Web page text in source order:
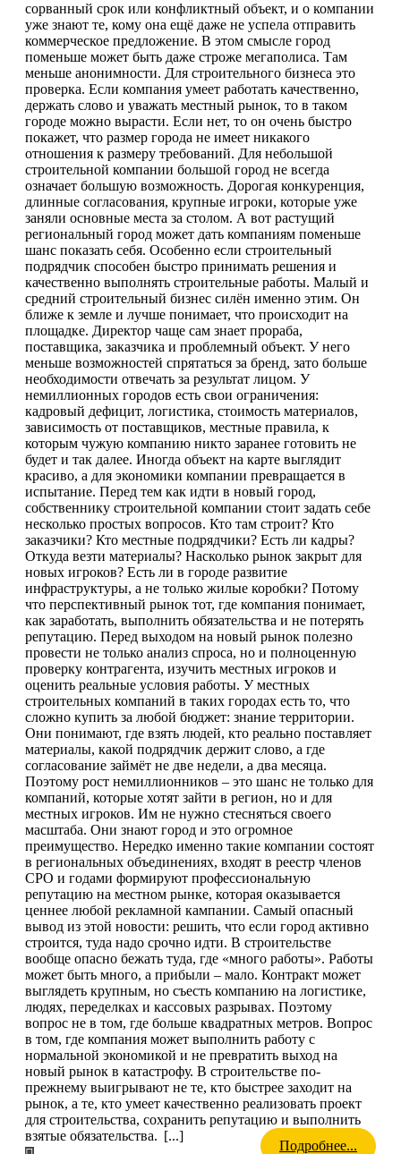
сорванный срок или конфликтный объект, и о компании
уже знают те, кому она ещё даже не успела отправить
коммерческое предложение. В этом смысле город
поменьше может быть даже строже мегаполиса. Там
меньше анонимности. Для строительного бизнеса это
проверка. Если компания умеет работать качественно,
держать слово и уважать местный рынок, то в таком
городе можно вырасти. Если нет, то он очень быстро
покажет, что размер города не имеет никакого
отношения к размеру требований. Для небольшой
строительной компании большой город не всегда
означает большую возможность. Дорогая конкуренция,
длинные согласования, крупные игроки, которые уже
заняли основные места за столом. А вот растущий
региональный город может дать компаниям поменьше
шанс показать себя. Особенно если строительный
подрядчик способен быстро принимать решения и
качественно выполнять строительные работы. Малый и
средний строительный бизнес силён именно этим. Он
ближе к земле и лучше понимает, что происходит на
площадке. Директор чаще сам знает прораба,
поставщика, заказчика и проблемный объект. У него
меньше возможностей спрятаться за бренд, зато больше
необходимости отвечать за результат лицом. У
немиллионных городов есть свои ограничения:
кадровый дефицит, логистика, стоимость материалов,
зависимость от поставщиков, местные правила, к
которым чужую компанию никто заранее готовить не
будет и так далее. Иногда объект на карте выглядит
красиво, а для экономики компании превращается в
испытание. Перед тем как идти в новый город,
собственнику строительной компании стоит задать себе
несколько простых вопросов. Кто там строит? Кто
заказчики? Кто местные подрядчики? Есть ли кадры?
Откуда везти материалы? Насколько рынок закрыт для
новых игроков? Есть ли в городе развитие
инфраструктуры, а не только жилые коробки? Потому
что перспективный рынок тот, где компания понимает,
как заработать, выполнить обязательства и не потерять
репутацию. Перед выходом на новый рынок полезно
провести не только анализ спроса, но и полноценную
проверку контрагента, изучить местных игроков и
оценить реальные условия работы. У местных
строительных компаний в таких городах есть то, что
сложно купить за любой бюджет: знание территории.
Они понимают, где взять людей, кто реально поставляет
материалы, какой подрядчик держит слово, а где
согласование займёт не две недели, а два месяца.
Поэтому рост немиллионников – это шанс не только для
компаний, которые хотят зайти в регион, но и для
местных игроков. Им не нужно стесняться своего
масштаба. Они знают город и это огромное
преимущество. Нередко именно такие компании состоят
в региональных объединениях, входят в реестр членов
СРО и годами формируют профессиональную
репутацию на местном рынке, которая оказывается
ценнее любой рекламной кампании. Самый опасный
вывод из этой новости: решить, что если город активно
строится, туда надо срочно идти. В строительстве
вообще опасно бежать туда, где «много работы». Работы
может быть много, а прибыли – мало. Контракт может
выглядеть крупным, но съесть компанию на логистике,
людях, переделках и кассовых разрывах. Поэтому
вопрос не в том, где больше квадратных метров. Вопрос
в том, где компания может выполнить работу с
нормальной экономикой и не превратить выход на
новый рынок в катастрофу. В строительстве по-
прежнему выигрывают не те, кто быстрее заходит на
рынок, а те, кто умеет качественно реализовать проект
для строительства, сохранить репутацию и выполнить
взятые обязательства. [...]
Подробнее...